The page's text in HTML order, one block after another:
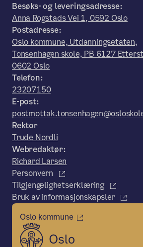
Besøks- og leveringsadresse:
Anna Rogstads Vei 1, 0592 Oslo
Postadresse:
Oslo kommune, Utdanningsetaten,
Tonsenhagen skole, PB 6127
0602 Oslo
Telefon:
23207150
E-post:
Rektor
Trude Nordli
Webredaktør:
Richard Larsen
Personvern
Tilgjengelighetserklæring
Bruk av informasjonskapsler
Oslo kommune